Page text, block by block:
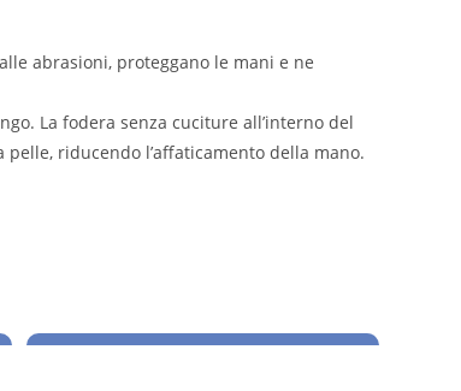
abrasioni, proteggano le mani e ne
La fodera senza cuciture all’interno del
riducendo l’affaticamento della mano.